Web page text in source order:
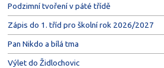
Podzimní tvoření v páté třídě
Zápis do 1. tříd pro školní rok 2026/2027
Pan Nikdo a bílá tma
Výlet do Židlochovic